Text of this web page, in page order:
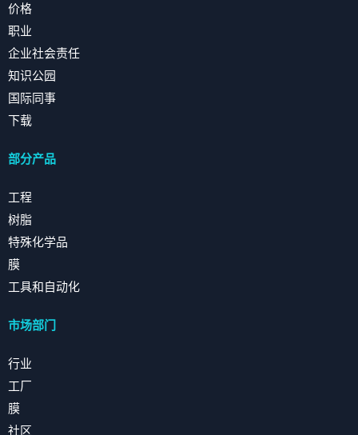
价格
职业
企业社会责任
知识公园
国际同事
下载
部分产品
工程
树脂
特殊化学品
膜
工具和自动化
市场部门
行业
工厂
膜
社区